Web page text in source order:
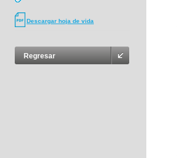
Descargar hoja de vida
Regresar